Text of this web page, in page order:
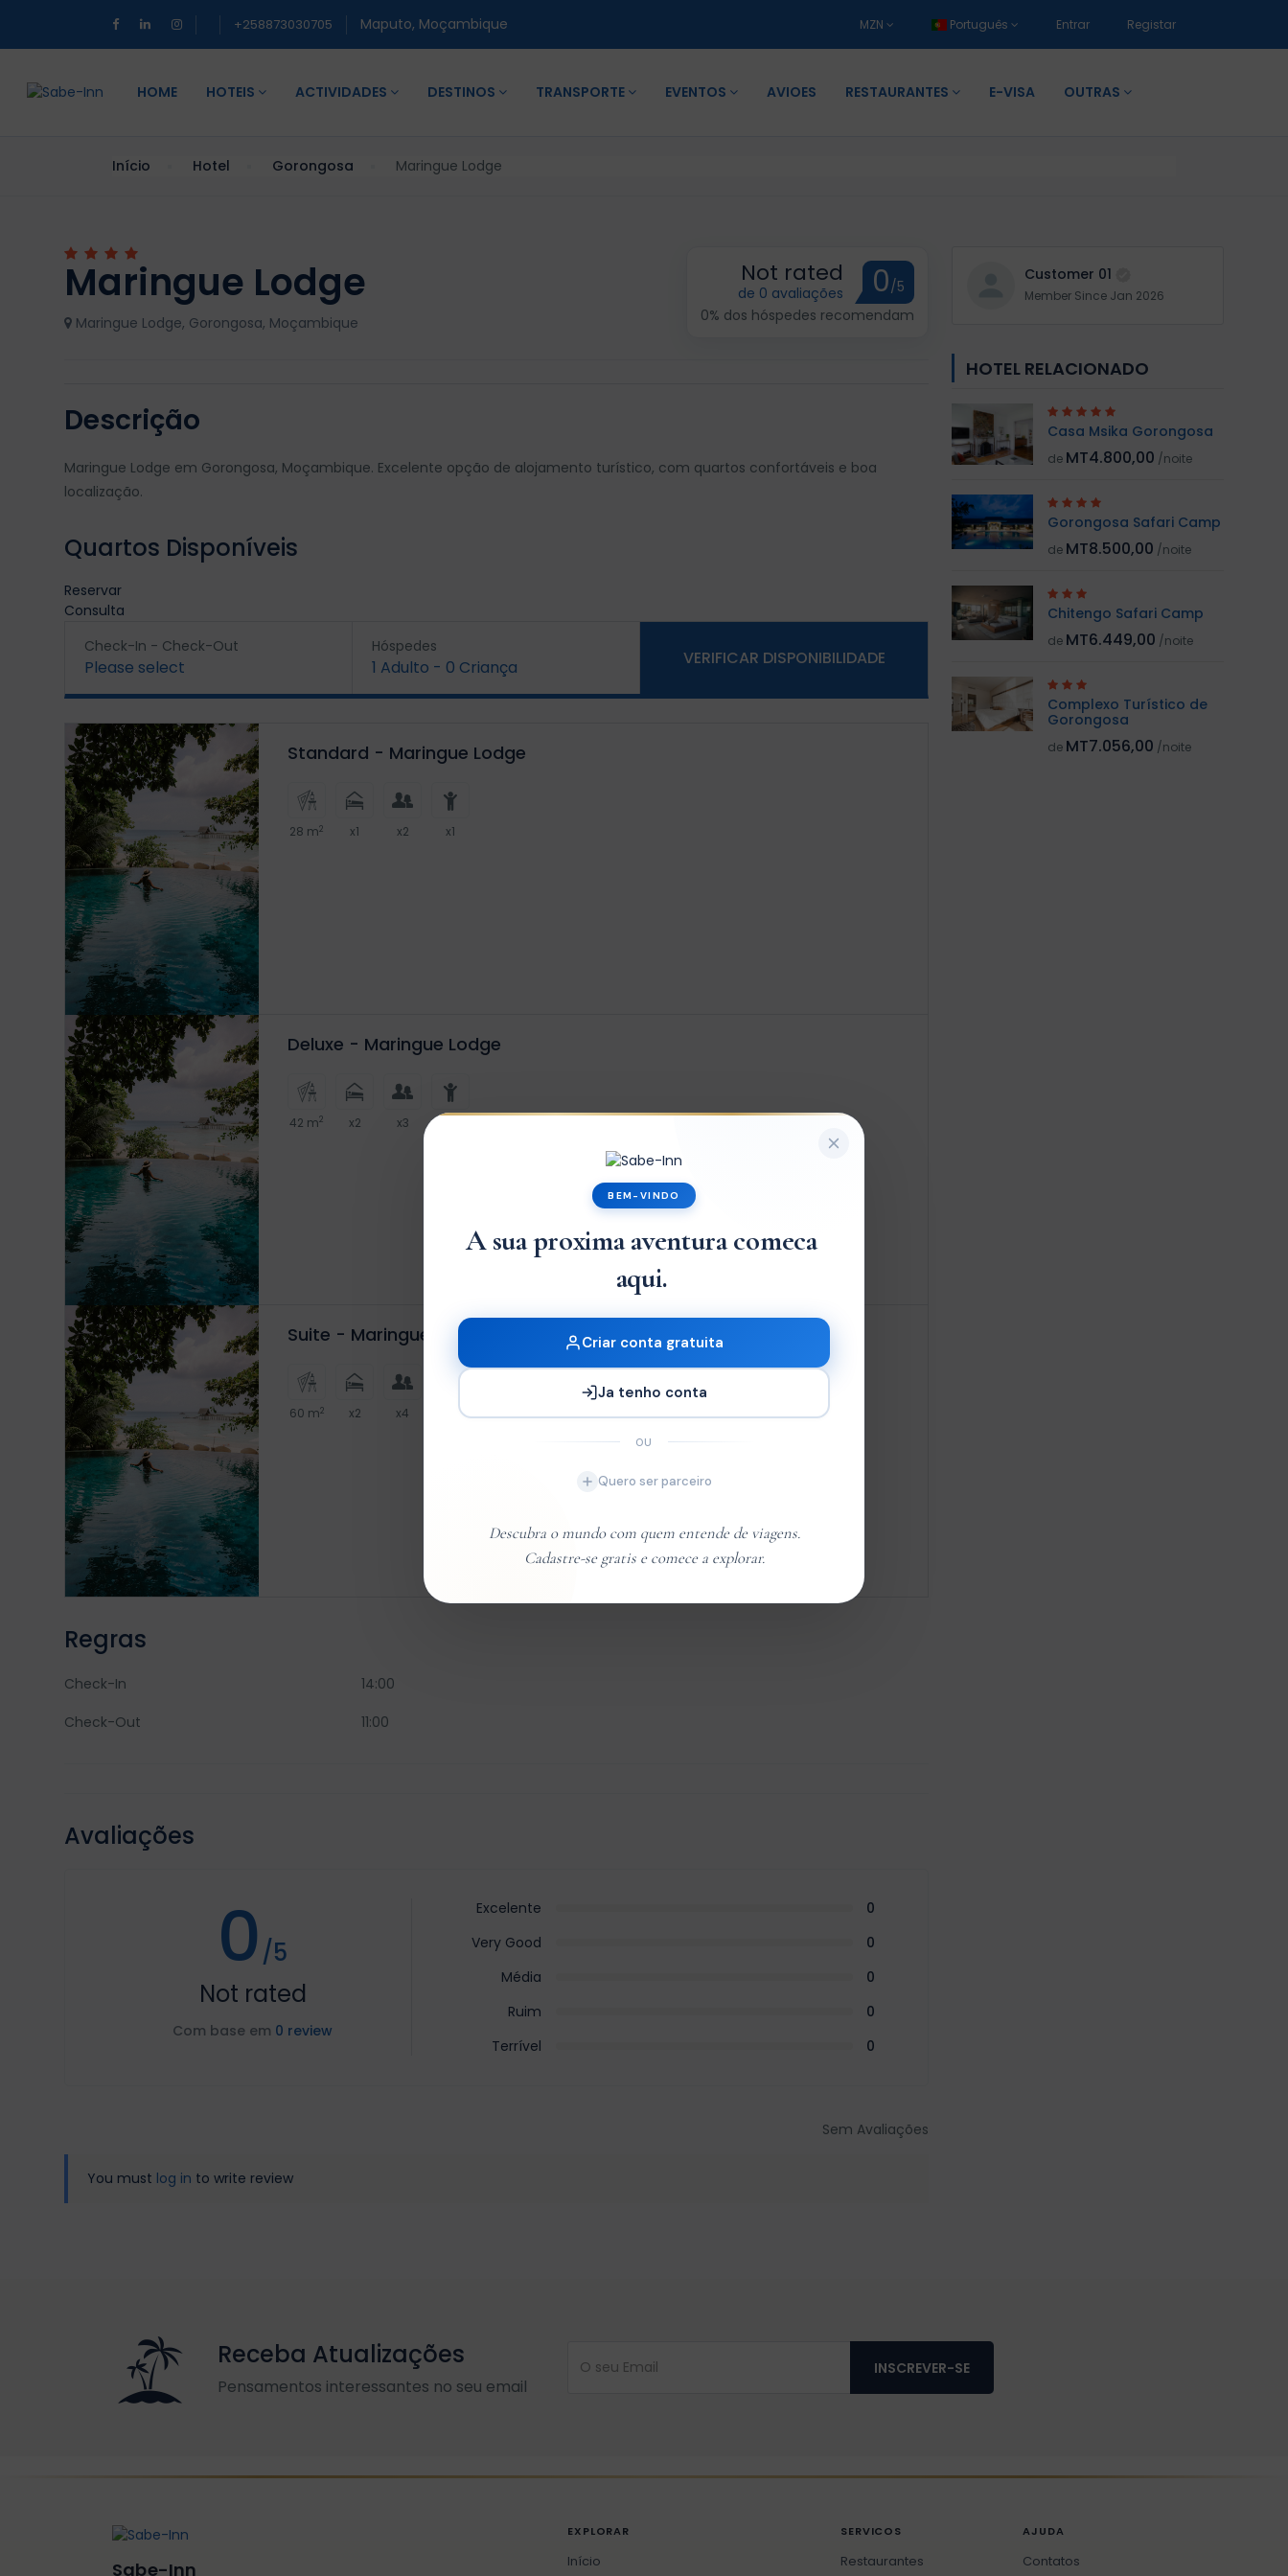
+258873030705 Maputo, Moçambique MZN Português Entrar Registar
HOME HOTEIS ACTIVIDADES DESTINOS TRANSPORTE EVENTOS AVIOES RESTAURANTES E-VISA OUTRAS
Início Hotel Gorongosa Maringue Lodge
Maringue Lodge
Maringue Lodge, Gorongosa, Moçambique
Not rated
de 0 avaliações 0/5
0% dos hóspedes recomendam
Descrição
Maringue Lodge em Gorongosa, Moçambique. Excelente opção de alojamento turístico, com quartos confortáveis e boa
localização.
Quartos Disponíveis
Reservar
Consulta
Check-In - Check-Out
Please select
Hóspedes
1 Adulto - 0 Criança VERIFICAR DISPONIBILIDADE
Standard - Maringue Lodge
28 m2 x1 x2 x1
Deluxe - Maringue Lodge
42 m2 x2 x3
Suite - Maringue Lodge
60 m2 x2 x4
Regras
Check-In
14:00
Check-Out
11:00
Avaliações
0/5
Not rated
Com base em 0 review
Excelente
0
Very Good
0
Média
0
Ruim
0
Terrível
0
Sem Avaliações
You must log in to write review
Customer 01
Member Since Jan 2026
HOTEL RELACIONADO
Casa Msika Gorongosa
de MT4.800,00 /noite
Gorongosa Safari Camp
de MT8.500,00 /noite
Chitengo Safari Camp
de MT6.449,00 /noite
Complexo Turístico de
Gorongosa
de MT7.056,00 /noite
Receba Atualizações
Pensamentos interessantes no seu email
INSCREVER-SE
Sabe-Inn
EXPLORAR
Início
SERVICOS
Restaurantes
AJUDA
Contatos
BEM-VINDO
A sua proxima aventura comeca
aqui.
Criar conta gratuita
Ja tenho conta
OU
Quero ser parceiro
Descubra o mundo com quem entende de viagens.
Cadastre-se gratis e comece a explorar.